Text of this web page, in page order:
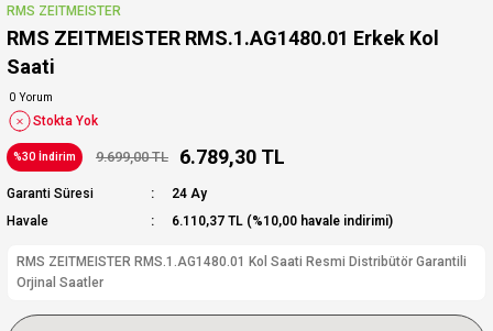
RMS ZEITMEISTER
RMS ZEITMEISTER RMS.1.AG1480.01 Erkek Kol
Saati
0 Yorum
Stokta Yok
%30 İndirim 9.699,00 TL 6.789,30 TL
Garanti Süresi
24 Ay
Havale
6.110,37 TL (%10,00 havale indirimi)
RMS ZEITMEISTER RMS.1.AG1480.01 Kol Saati Resmi Distribütör Garantili
Orjinal Saatler